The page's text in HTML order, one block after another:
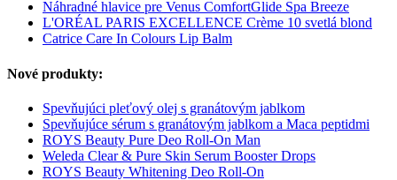
Náhradné hlavice pre Venus ComfortGlide Spa Breeze
L'ORÉAL PARIS EXCELLENCE Crème 10 svetlá blond
Catrice Care In Colours Lip Balm
Nové produkty:
Spevňujúci pleťový olej s granátovým jablkom
Spevňujúce sérum s granátovým jablkom a Maca peptidmi
ROYS Beauty Pure Deo Roll-On Man
Weleda Clear & Pure Skin Serum Booster Drops
ROYS Beauty Whitening Deo Roll-On